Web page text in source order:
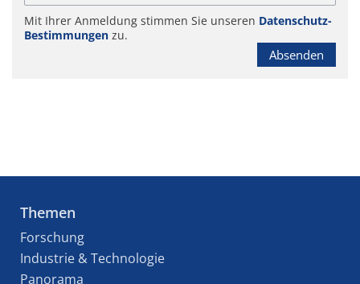
Mit Ihrer Anmeldung stimmen Sie unseren Datenschutz-
Bestimmungen zu.
Absenden
Themen
Forschung
Industrie & Technologie
Panorama